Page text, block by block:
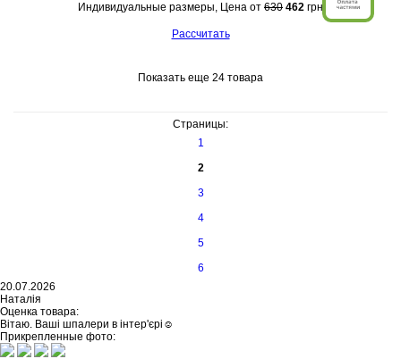
Индивидуальные размеры, Цена от 630 462 грн
Рассчитать
Показать еще 24 товара
Страницы:
1
2
3
4
5
6
20.07.2026
Наталія
Оценка товара:
Вітаю. Ваші шпалери в інтер'єрі☺️
Прикрепленные фото: